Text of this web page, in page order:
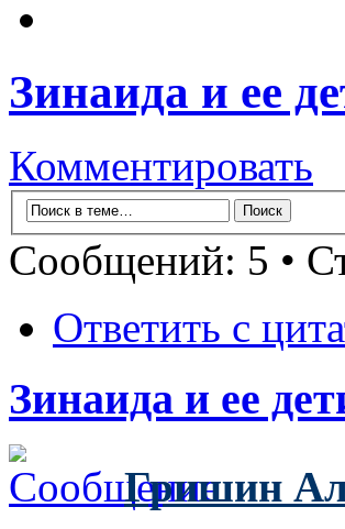
Зинаида и ее
Комментировать
Сообщений: 5 •
Ответить с
Зинаида и ее
Гришин